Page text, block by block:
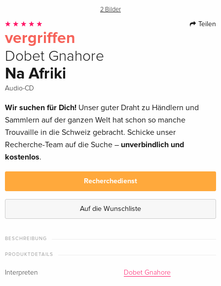
2 Bilder
Teilen
vergriffen
Dobet Gnahore
Na Afriki
Audio-CD
Wir suchen für Dich! Unser guter Draht zu Händlern und
Sammlern auf der ganzen Welt hat schon so manche
Trouvaille in die Schweiz gebracht. Schicke unser
Recherche-Team auf die Suche – unverbindlich und
kostenlos.
Recherchedienst
Auf die Wunschliste
BESCHREIBUNG
PRODUKTDETAILS
Interpreten Dobet Gnahore